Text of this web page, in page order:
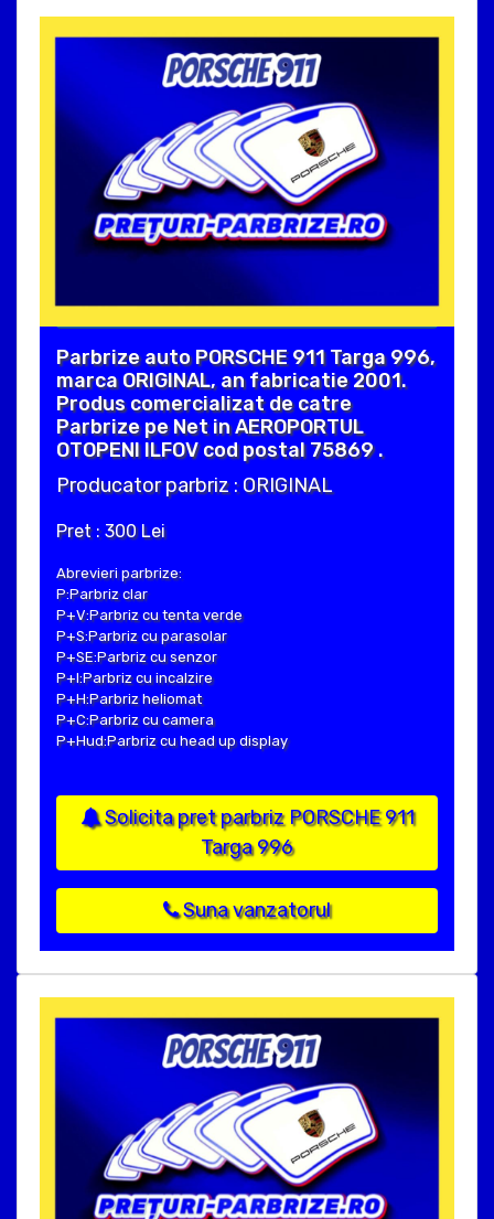
Parbrize auto PORSCHE 911 Targa 996,
marca ORIGINAL, an fabricatie 2001.
Produs comercializat de catre
Parbrize pe Net in AEROPORTUL
OTOPENI ILFOV cod postal 75869 .
Producator parbriz : ORIGINAL
Pret : 300 Lei
Abrevieri parbrize:
P:Parbriz clar
P+V:Parbriz cu tenta verde
P+S:Parbriz cu parasolar
P+SE:Parbriz cu senzor
P+I:Parbriz cu incalzire
P+H:Parbriz heliomat
P+C:Parbriz cu camera
P+Hud:Parbriz cu head up display
Solicita pret parbriz PORSCHE 911
Targa 996
Suna vanzatorul